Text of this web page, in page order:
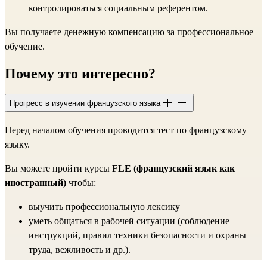
контролироваться социальным референтом.
Вы получаете денежную компенсацию за профессиональное
обучение.
Почему это интересно?
Прогресс в изучении французского языка
Перед началом обучения проводится тест по французскому
языку.
Вы можете пройти курсы FLE (французский язык как
иностранный) чтобы:
выучить профессиональную лексику
уметь общаться в рабочей ситуации (соблюдение
инструкций, правил техники безопасности и охраны
труда, вежливость и др.).